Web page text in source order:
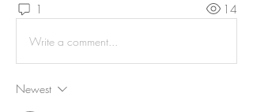
1 14
Write a comment...
Newest